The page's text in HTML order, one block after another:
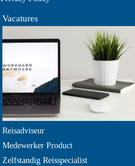
Vacatures
Reisadviseur
Medewerker Product
Zelfstandig Reisspecialist